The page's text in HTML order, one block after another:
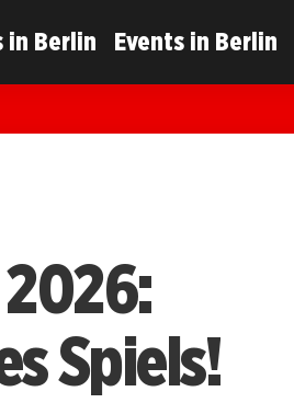
in Berlin Events in Berlin
Spiels!